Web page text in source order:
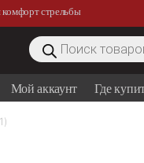
стрельбы
Поиск
товаров
Мой аккаунт Где